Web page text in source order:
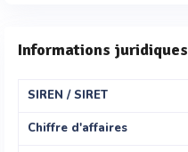
Informations juridiques
SIREN / SIRET
Chiffre d'affaires